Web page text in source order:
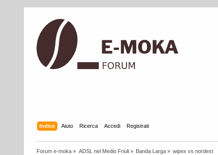
Indice Aiuto Ricerca Accedi Registrati
Forum e-moka » ADSL nel Medio Friuli» Banda Larga» wipex vs nordext